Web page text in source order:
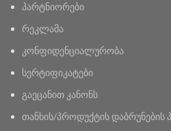
პარტნიორები
რეკლამა
კონფიდენციალურობა
სერტიფიკატები
გაეცანით კანონს
თანხის/პროდუქტის დაბრუნების